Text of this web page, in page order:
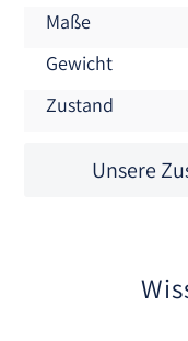
Maße
Gewicht
Zustand
Unsere